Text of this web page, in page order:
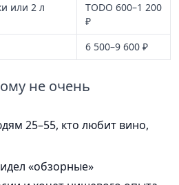
или 2 л
TODO 600–1 200
₽
6 500–9 600 ₽
не очень
25–55, кто любит вино,
«обзорные»